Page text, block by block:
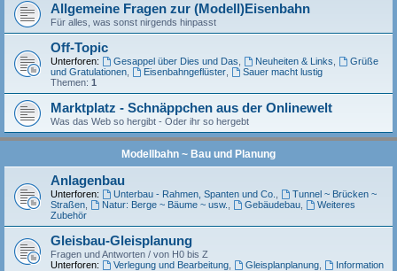
Allgemeine Fragen zur (Modell)Eisenbahn
Für alles, was sonst nirgends hinpasst
Off-Topic
Unterforen: Gesappel über Dies und Das Neuheiten & Links
Grüße
und Gratulationen
Eisenbahngeflüster,
Sauer macht lustig
Themen: 1
Marktplatz - Schnäppchen aus der Onlinewelt
Was das Web so hergibt - Oder ihr so hergebt
Modellbahn ~ Bau und Planung
Anlagenbau
Unterforen: Unterbau - Rahmen, Spanten und Co.
Tunnel ~ Brücken ~
Straßen
Natur: Berge ~ Bäume ~ usw. Gebäudebau,
Weiteres
Zubehör
Gleisbau-Gleisplanung
Fragen und Antworten / von H0 bis Z
Unterforen:
Verlegung und Bearbeitung, Gleisplanplanung, Information